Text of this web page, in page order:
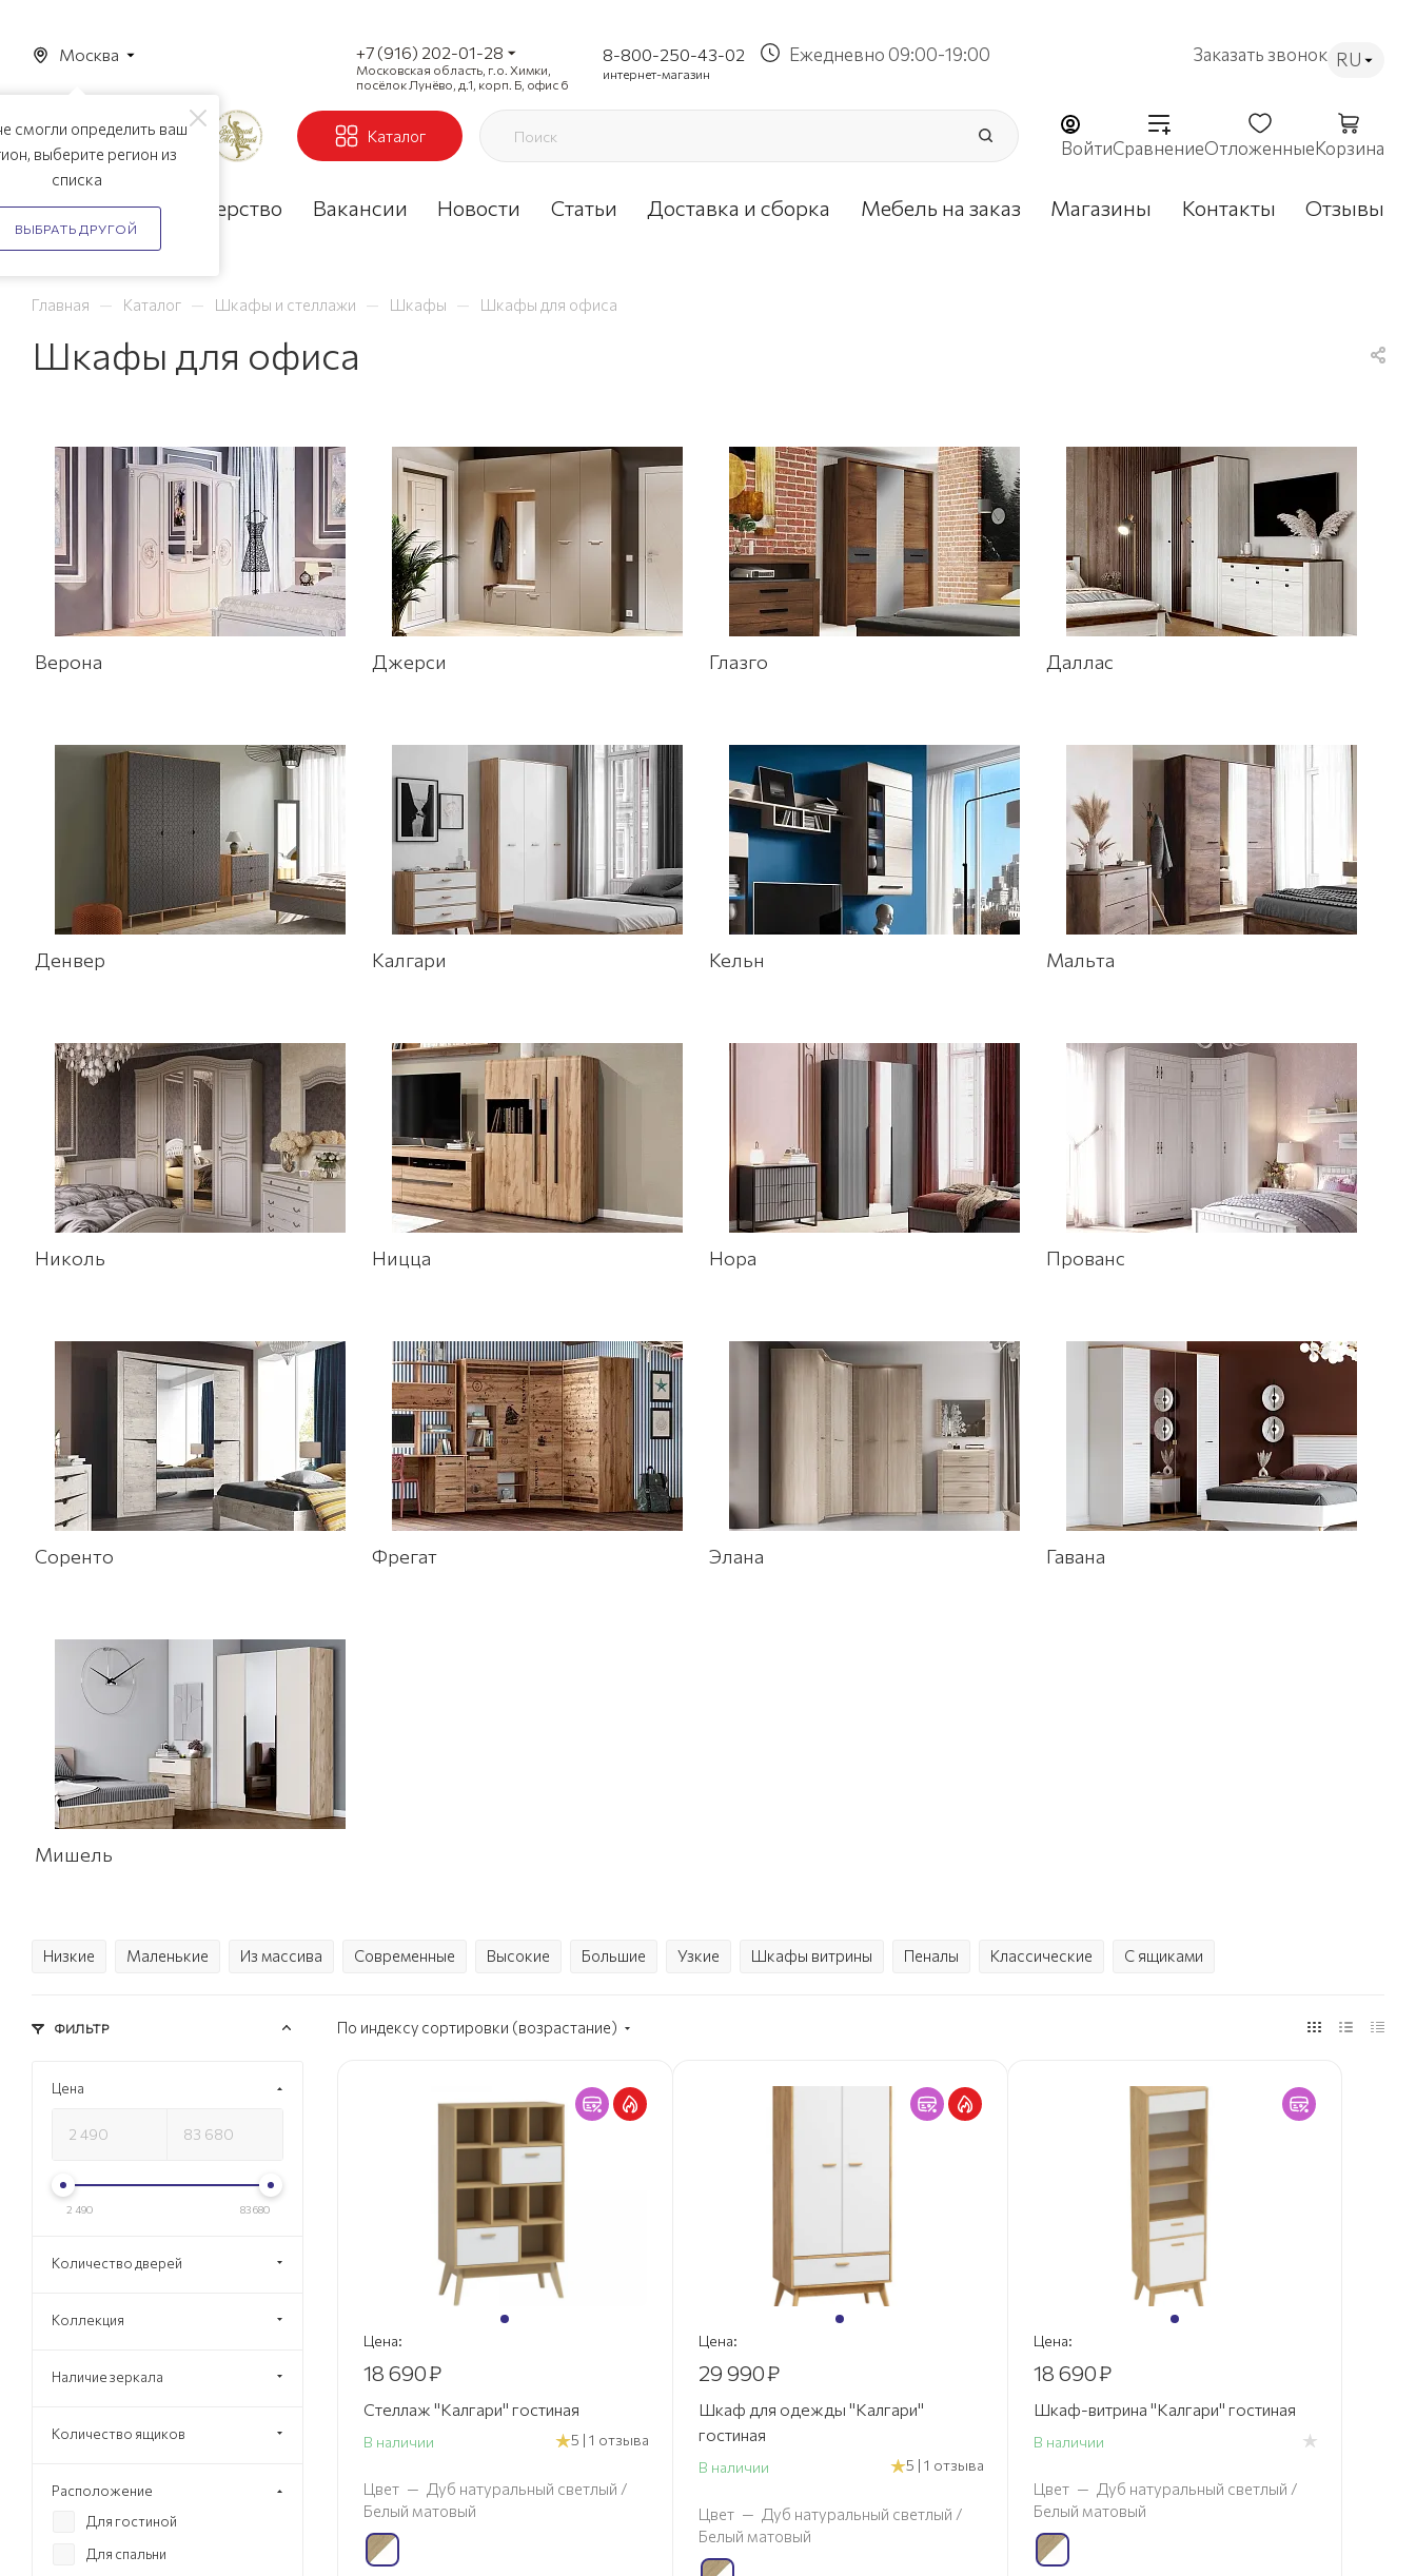
Москва
смогли определить ваш
выберите регион из
списка
ВЫБРАТЬ ДРУГОЙ
+7 (916) 202-01-28
Московская область, г.о. Химки,
посёлок Лунёво, д.1, корп. Б, офис 6
8-800-250-43-02
интернет-магазин
Ежедневно 09:00-19:00 Заказать звонок RU
Каталог
ВойтиСравнениеОтложенныеКорзина
Акции Партнерство Вакансии Новости Статьи Доставка и сборка Мебель на заказ Магазины Контакты Отзывы
Главная — Каталог — Шкафы и стеллажи — Шкафы — Шкафы для офиса
Шкафы для офиса
Верона Джерси Глазго Даллас
Денвер Калгари Кельн Мальта
Николь Ницца Нора Прованс
Соренто Фрегат Элана Гавана
Мишель
Низкие Маленькие Из массива Современные Высокие Большие Узкие Шкафы витрины Пеналы Классические С ящиками
По индексу сортировки (возрастание)
Цена:
18 690₽
Стеллаж "Калгари" гостиная
В наличии 5 | 1 отзыва
Цвет — Дуб натуральный светлый /
Белый матовый
Цена:
29 990₽
Шкаф для одежды "Калгари"
гостиная
В наличии 5 | 1 отзыва
Цвет — Дуб натуральный светлый /
Белый матовый
Цена:
18 690₽
Шкаф-витрина "Калгари" гостиная
В наличии
Цвет — Дуб натуральный светлый /
Белый матовый
ФИЛЬТР
Цена
2 490 83 680
Количество дверей
Коллекция
Наличие зеркала
Количество ящиков
Расположение
Для гостиной
Для спальни